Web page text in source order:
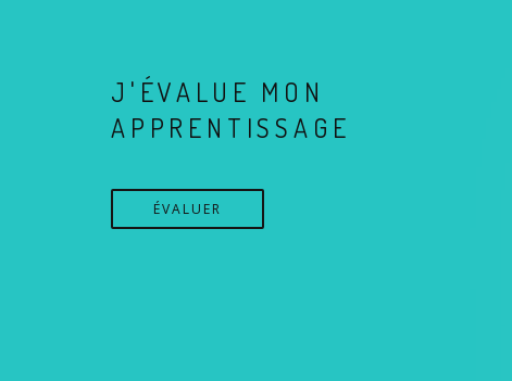
J'ÉVALUE MON
APPRENTISSAGE
ÉVALUER